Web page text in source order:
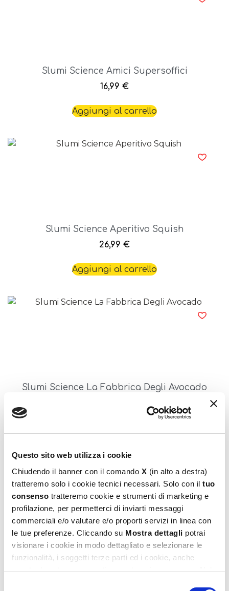
Questo sito web utilizza i cookie
Chiudendo il banner con il comando X (in alto a destra)
tratteremo solo i cookie tecnici necessari. Solo con il tuo
consenso tratteremo cookie e strumenti di marketing e
profilazione, per permetterci di inviarti messaggi
commerciali e/o valutare e/o proporti servizi in linea con
le tue preferenze. Cliccando su Mostra dettagli potrai
visionare i cookie in modo dettagliato e selezionare le
funzionalità, i soggetti terze parti ed i cookie, anche
eventualmente raggruppati per categorie omogenee. Nel
Slumi Science Amici Supersoffici
16,99 €
Aggiungi al carrello
Slumi Science Aperitivo Squish
26,99 €
Aggiungi al carrello
Slumi Science La Fabbrica Degli Avocado
Slumi Science Mix E Squish
16,99 €